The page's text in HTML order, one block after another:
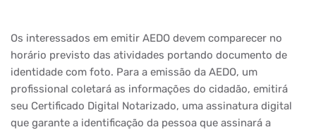
Os interessados em emitir AEDO devem comparecer no
horário previsto das atividades portando documento de
identidade com foto. Para a emissão da AEDO, um
profissional coletará as informações do cidadão, emitirá
seu Certificado Digital Notarizado, uma assinatura digital
que garante a identificação da pessoa que assinará a